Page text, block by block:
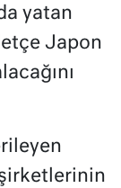
yatan
Japon